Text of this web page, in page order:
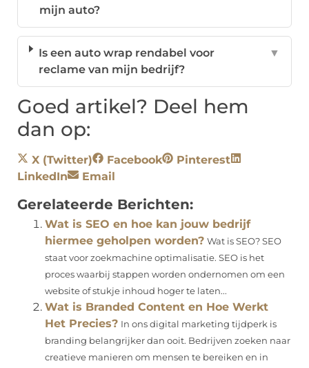
mijn auto?
Is een auto wrap rendabel voor
reclame van mijn bedrijf?
▼
Goed artikel? Deel hem
dan op:
X (Twitter) Facebook
Pinterest
LinkedIn
Email
Gerelateerde Berichten:
Wat is SEO en hoe kan jouw bedrijf
hiermee geholpen worden? Wat is SEO? SEO
staat voor zoekmachine optimalisatie. SEO is het
proces waarbij stappen worden ondernomen om een ​​
website of stukje inhoud hoger te laten...
Wat is Branded Content en Hoe Werkt
Het Precies? In ons digital marketing tijdperk is
branding belangrijker dan ooit. Bedrijven zoeken naar
creatieve manieren om mensen te bereiken en in